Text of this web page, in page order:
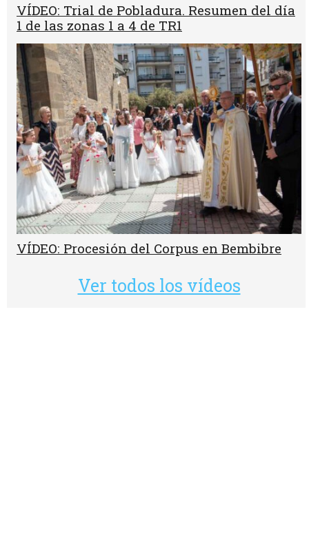
VÍDEO: Trial de Pobladura. Resumen del día
1 de las zonas 1 a 4 de TR1
VÍDEO: Procesión del Corpus en Bembibre
Ver todos los vídeos